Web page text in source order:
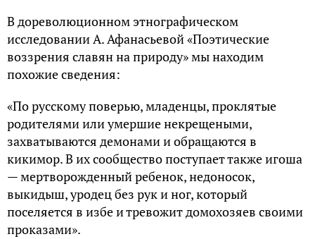
В дореволюционном этнографическом
исследовании А. Афанасьевой «Поэтические
воззрения славян на природу» мы находим
похожие сведения:
«По русскому поверью, младенцы, проклятые
родителями или умершие некрещеными,
захватываются демонами и обращаются в
кикимор. В их сообщество поступает также игоша
— мертворожденный ребенок, недоносок,
выкидыш, уродец без рук и ног, который
поселяется в избе и тревожит домохозяев своими
проказами».